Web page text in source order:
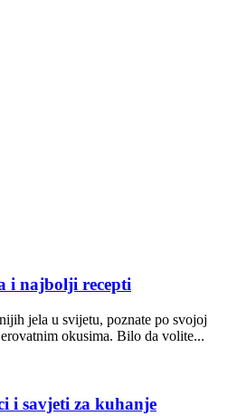
i najbolji recepti
jela u svijetu, poznate po svojoj
okusima. Bilo da volite...
i savjeti za kuhanje